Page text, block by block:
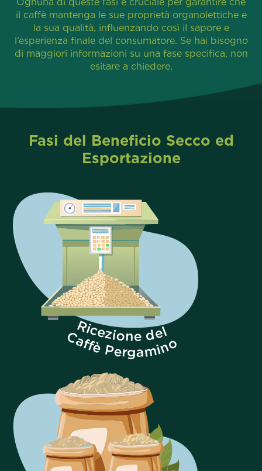
il caffè mantenga le sue proprietà organolettiche e
la sua qualità, influenzando così il sapore e
l’esperienza finale del consumatore. Se hai bisogno
di maggiori informazioni su una fase specifica, non
esitare a chiedere.
Fasi del Beneficio Secco ed
Esportazione